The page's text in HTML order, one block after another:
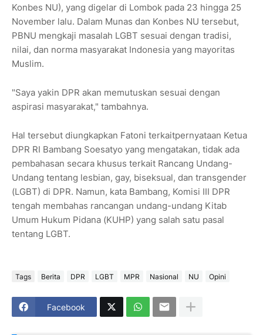
Konbes NU), yang digelar di Lombok pada 23 hingga 25
November lalu. Dalam Munas dan Konbes NU tersebut,
PBNU mengkaji masalah LGBT sesuai dengan tradisi,
nilai, dan norma masyarakat Indonesia yang mayoritas
Muslim.
"Saya yakin DPR akan memutuskan sesuai dengan
aspirasi masyarakat," tambahnya.
Hal tersebut diungkapkan Fatoni terkaitpernyataan Ketua
DPR RI Bambang Soesatyo yang mengatakan, tidak ada
pembahasan secara khusus terkait Rancang Undang-
Undang tentang lesbian, gay, biseksual, dan transgender
(LGBT) di DPR. Namun, kata Bambang, Komisi III DPR
tengah membahas rancangan undang-undang Kitab
Umum Hukum Pidana (KUHP) yang salah satu pasal
tentang LGBT.
Tags Berita DPR LGBT MPR Nasional NU Opini
Facebook